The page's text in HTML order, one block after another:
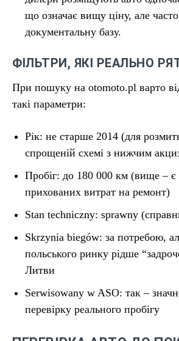
що означає вищу ціну, але
документальну базу.
ФІЛЬТРИ, ЯКІ РЕАЛЬНО
При пошуку на otomoto.pl варто
такі параметри:
Рік: не старше 2014 (для
спрощеній схемі з нижчим
Пробіг: до 180 000 км (вище – є
прихованих витрат на ремонт)
Stan techniczny: sprawny
Skrzynia biegów: за потребою,
польського ринку рідше
Литви
Serwisowany w ASO: так –
перевірку реального пробігу